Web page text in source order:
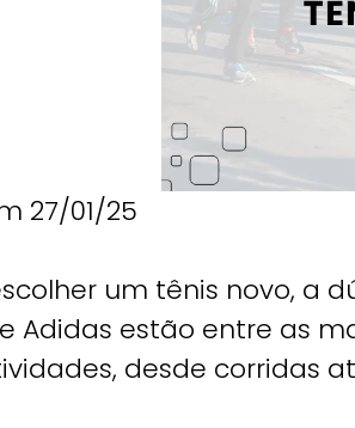
27/01/25
um tênis novo, a
Adidas estão entre as
desde corridas